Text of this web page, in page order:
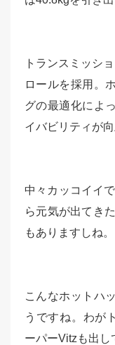
トランスミッシ
ロールを採用。
グの最適化によ
イバビリティが
中々カッコイイ
ら元気が出てき
もありますしね。
こんなホットハ
うですね。わが
ーパーVitzも出し